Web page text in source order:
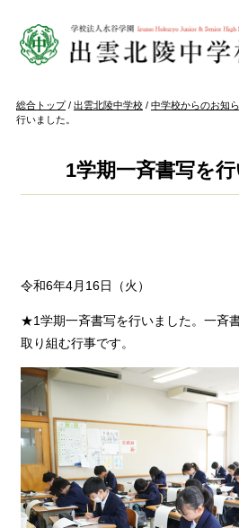
現
在
総合トップ/ 出雲北陵中学校 / 中学校からのお知
行いました。
1学期一斉書写を行
令和6年4月16日（火）
★1学期一斉書写を行いました。一斉
取り組む行事です。